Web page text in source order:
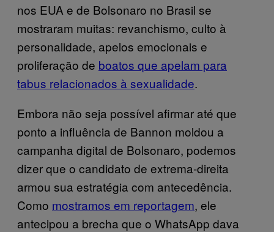
nos EUA e de Bolsonaro no Brasil se
mostraram muitas: revanchismo, culto à
personalidade, apelos emocionais e
proliferação de boatos que apelam para
tabus relacionados à sexualidade.
Embora não seja possível afirmar até que
ponto a influência de Bannon moldou a
campanha digital de Bolsonaro, podemos
dizer que o candidato de extrema-direita
armou sua estratégia com antecedência.
Como mostramos em reportagem, ele
antecipou a brecha que o WhatsApp dava